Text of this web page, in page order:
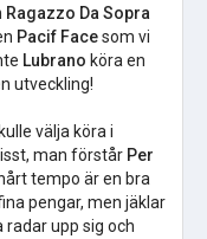
Ragazzo Da Sopra
Pacif Facesom vi
Lubrano köra en
utveckling!
välja köra i
man förstår Per
tempo är en bra
pengar, men jäklar
upp sig och